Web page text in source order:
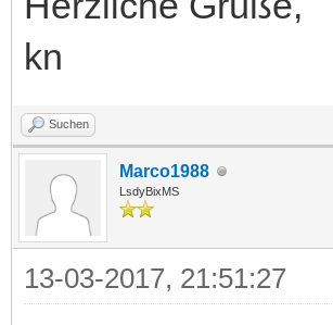
kn
Suchen
Marco1988
LsdyBixMS
13-03-2017, 21:51:27